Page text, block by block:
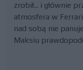
zrobił... i głównie
atmosfera w
nad sobą nie
Maksiu